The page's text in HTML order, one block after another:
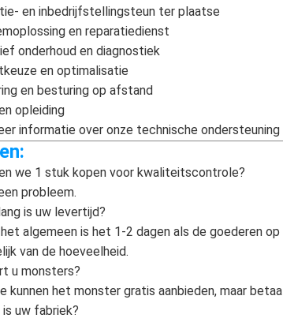
en inbedrijfstellingsteun ter plaatse
en reparatiedienst
onderhoud en diagnostiek
en optimalisatie
en besturing op afstand
opleiding
informatie over onze technische
we 1 stuk kopen voor kwaliteitscontrole?
probleem.
is uw levertijd?
het algemeen is het 1-2 dagen als de goederen
van de hoeveelheid.
u monsters?
kunnen het monster gratis aanbieden, maar
is uw fabriek?